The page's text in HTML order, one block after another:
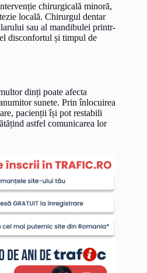
chirurgicală minoră,
locală. Chirurgul dentar
sau al mandibulei printr-
disconfortul și timpul de
dinți poate afecta
sunete. Prin înlocuirea
pacienții își pot restabili
astfel comunicarea lor